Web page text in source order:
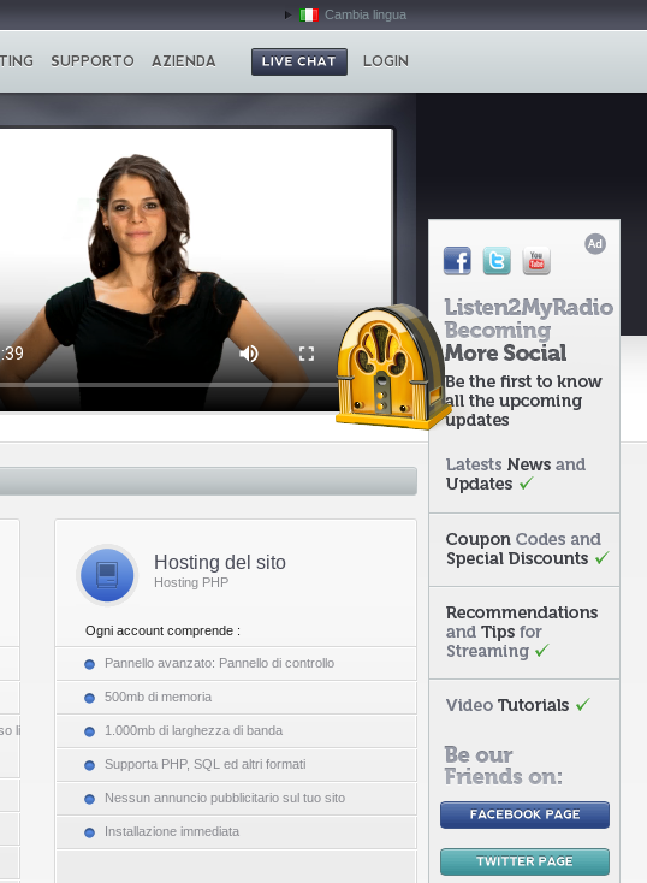
Cambia lingua
SUPPORTO AZIENDA LOGIN
livello
Hosting del sito
Hosting PHP
Ogni account comprende :
Pannello avanzato: Pannello di controllo
500mb di memoria
1.000mb di larghezza di banda
Supporta PHP, SQL ed altri formati
Nessun annuncio pubblicitario sul tuo sito
Installazione immediata